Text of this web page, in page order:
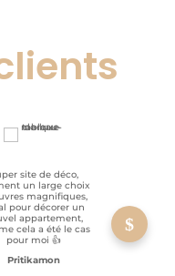
site de déco,
un large choix
magnifiques,
pour décorer un
appartement,
cela a été le cas
pour moi 👍
Pritikamon